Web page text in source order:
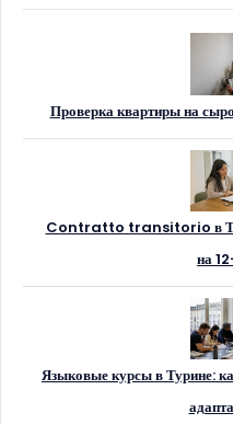
Проверка квартиры на
Contratto transitorio в
на
Языковые курсы в Турине: